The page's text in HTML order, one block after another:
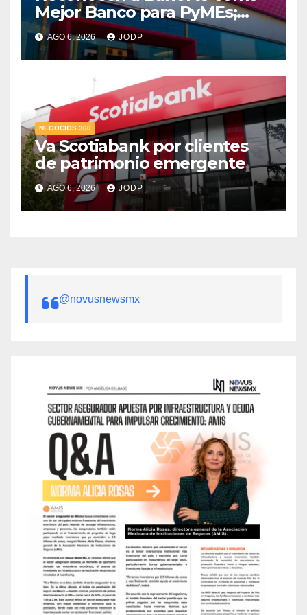
Mejor Banco para PyMEs;
supera 14% del mercado
crediticio
AGO 6, 2026 JODP
NEGOCIOS 360
Va Scotiabank por clientes
de patrimonio emergente
AGO 6, 2026 JODP
@novusnewsmx